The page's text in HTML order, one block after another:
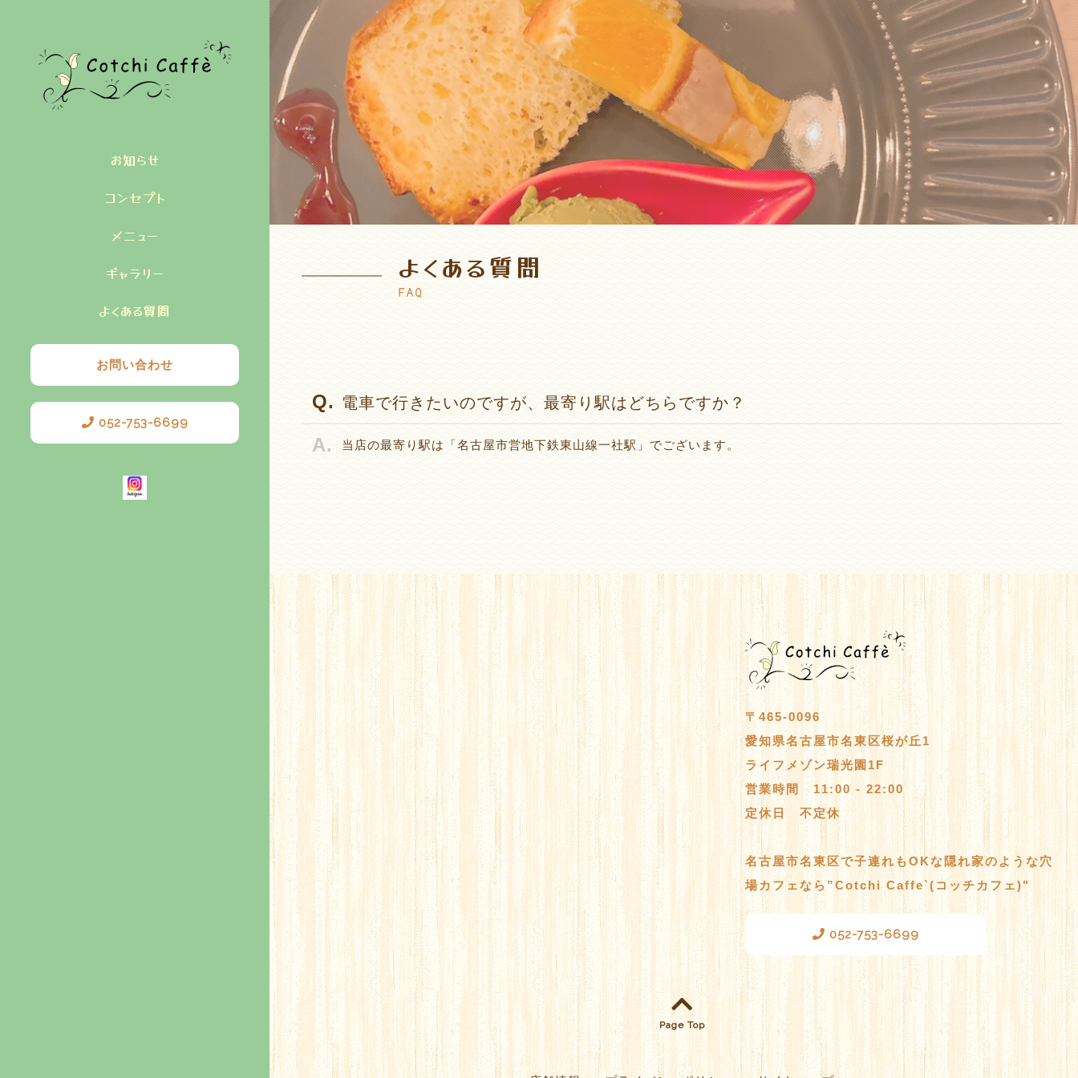
お知らせ
コンセプト
メニュー
ギャラリー
よくある質問
お問い合わせ
052-753-6699
よくある質問
FAQ
電車で行きたいのですが、最寄り駅はどちらですか？
当店の最寄り駅は「名古屋市営地下鉄東山線一社駅」でございます。
〒465-0096
愛知県名古屋市名東区桜が丘1
ライフメゾン瑞光園1F
営業時間 11:00 - 22:00
定休日 不定休
名古屋市名東区で子連れもOKな隠れ家のような穴
場カフェなら”Cotchi Caffe`(コッチカフェ)"
052-753-6699
Page Top